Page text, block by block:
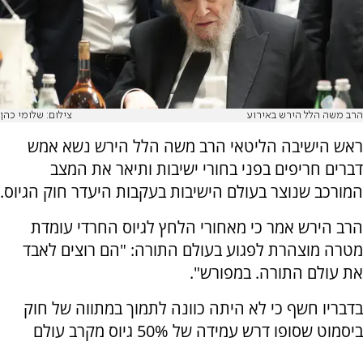
הרב משה הלל הירש באירוע צילום: שלומי כהן
ראש הישיבה הליטאי הרב משה הלל הירש נשא אמש
דברים חריפים בפני בחורי ישיבות ותיאר את המצב
המורכב שנוצר בעולם הישיבות בעקבות היעדר חוק הגיוס.
הרב הירש אמר כי מאחורי הלחץ לגיוס החרדי עומדת
מטרה מוצהרת לפגוע בעולם התורה: "הם רוצים לאבד
את עולם התורה. במפורש".
בדבריו חשף כי לא היתה כוונה לתמוך במתווה של חוק
ביסמוט שסופו דרש עמידה של 50% גיוס מקרב עולם